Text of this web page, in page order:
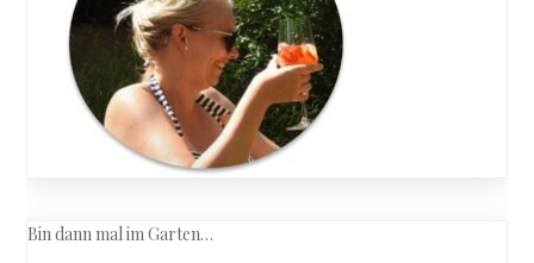
Bin dann mal im Garten…